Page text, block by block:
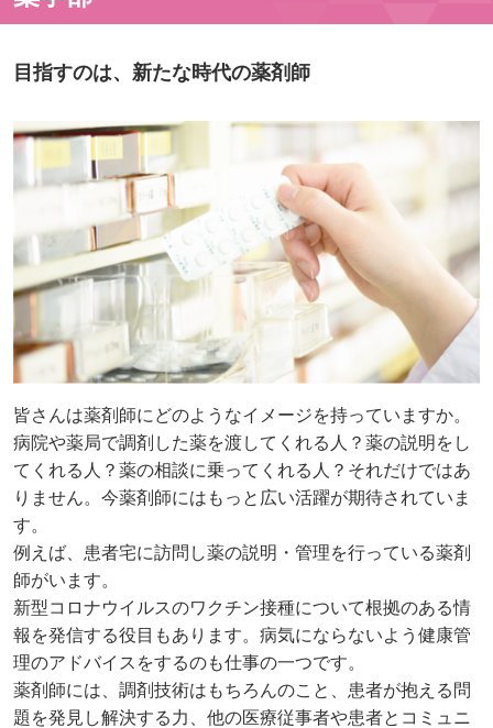
目指すのは、新たな時代の薬剤師
皆さんは薬剤師にどのようなイメージを持っていますか。
病院や薬局で調剤した薬を渡してくれる人？薬の説明をし
てくれる人？薬の相談に乗ってくれる人？それだけではあ
りません。今薬剤師にはもっと広い活躍が期待されていま
す。
例えば、患者宅に訪問し薬の説明・管理を行っている薬剤
師がいます。
新型コロナウイルスのワクチン接種について根拠のある情
報を発信する役目もあります。病気にならないよう健康管
理のアドバイスをするのも仕事の一つです。
薬剤師には、調剤技術はもちろんのこと、患者が抱える問
題を発見し解決する力、他の医療従事者や患者とコミュニ